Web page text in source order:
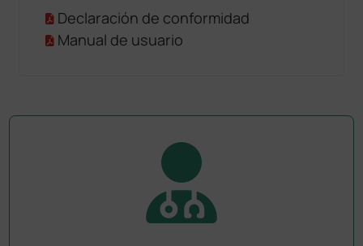
Declaración de conformidad
Manual de usuario